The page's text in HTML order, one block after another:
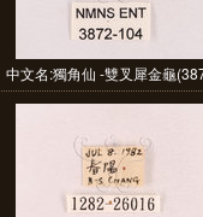
中文名:獨角仙 -雙叉犀金龜